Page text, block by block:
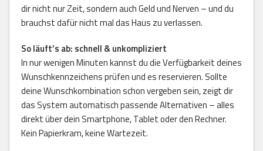
dir nicht nur Zeit, sondern auch Geld und Nerven – und du
brauchst dafür nicht mal das Haus zu verlassen.
So läuft’s ab: schnell & unkompliziert
In nur wenigen Minuten kannst du die Verfügbarkeit deines
Wunschkennzeichens prüfen und es reservieren. Sollte
deine Wunschkombination schon vergeben sein, zeigt dir
das System automatisch passende Alternativen – alles
direkt über dein Smartphone, Tablet oder den Rechner.
Kein Papierkram, keine Wartezeit.